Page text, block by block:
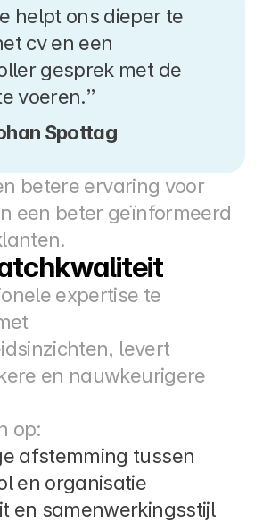
helpt ons dieper te
cv en een
gesprek met de
voeren.”
Spottag
betere ervaring voor
een beter geïnformeerd
expertise te
levert
en nauwkeurigere
op:
afstemming tussen
en organisatie
en samenwerkingsstijl